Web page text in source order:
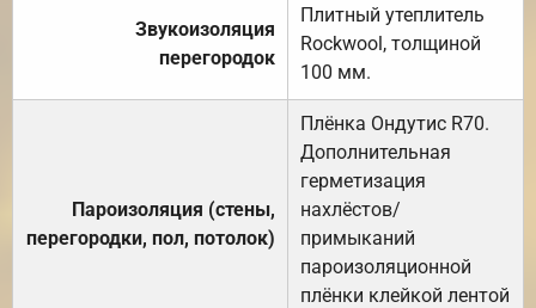
Звукоизоляция
перегородок
Плитный утеплитель
Rockwool, толщиной
100 мм.
Пароизоляция (стены,
перегородки, пол, потолок)
Плёнка Ондутис R70.
Дополнительная
герметизация
нахлёстов/
примыканий
пароизоляционной
плёнки клейкой лентой